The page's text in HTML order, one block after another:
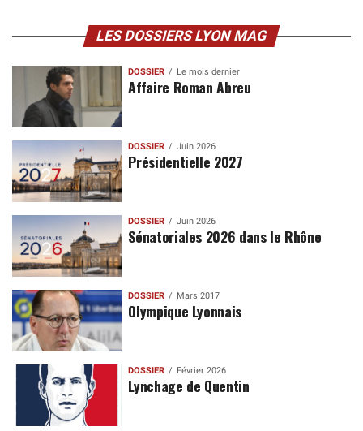
LES DOSSIERS LYON MAG
DOSSIER Le mois dernier
Affaire Roman Abreu
DOSSIER Juin 2026
Présidentielle 2027
DOSSIER Juin 2026
Sénatoriales 2026 dans le Rhône
DOSSIER Mars 2017
Olympique Lyonnais
DOSSIER Février 2026
Lynchage de Quentin